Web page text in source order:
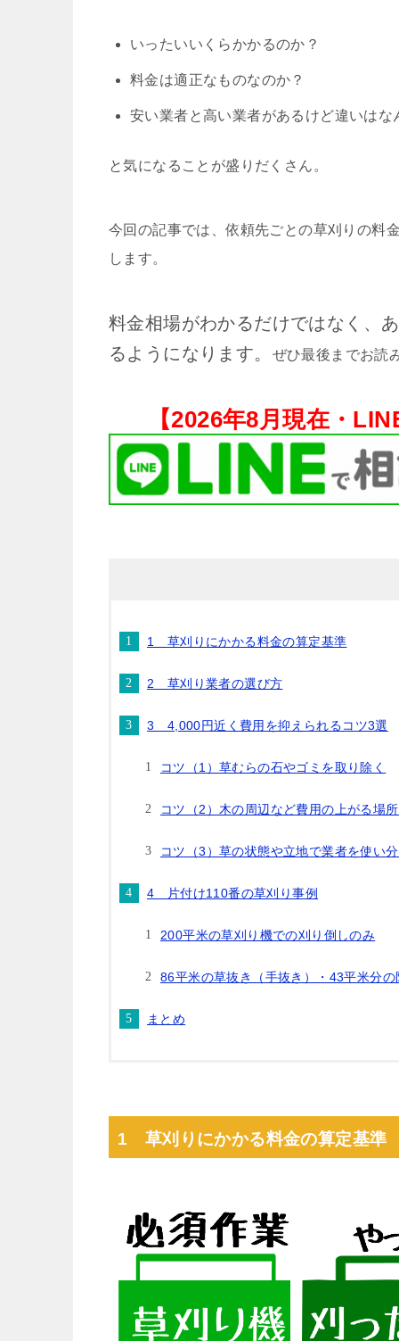
いったいいくらかかるのか？
料金は適正なものなのか？
安い業者と高い業者があるけど違いは
と気になることが盛りだくさん。
今回の記事では、依頼先ごとの草刈りの料
します。
料金相場がわかるだけではなく、
るようになります。
ぜひ最後までお読
【2026年8月現在・
1 草刈りにかかる料金の算定基準
2 草刈り業者の選び方
3 4,000円近く費用を抑えられるコツ3選
コツ（1）草むらの石やゴミを取り除く
コツ（2）木の周辺など費用の上がる場
コツ（3）草の状態や立地で業者を使い
4 片付け110番の草刈り事例
200平米の草刈り機での刈り倒しのみ
86平米の草抜き（手抜き）・43平米分
まとめ
1 草刈りにかかる料金の算定基準